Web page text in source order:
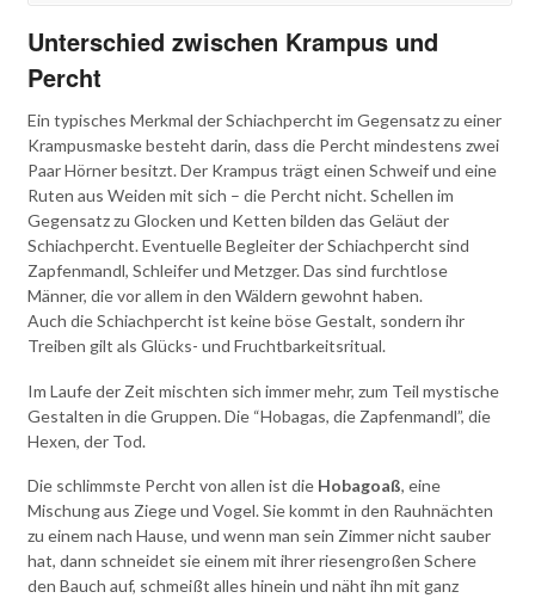
Unterschied zwischen Krampus und
Percht
Ein typisches Merkmal der Schiachpercht im Gegensatz zu einer
Krampusmaske besteht darin, dass die Percht mindestens zwei
Paar Hörner besitzt. Der Krampus trägt einen Schweif und eine
Ruten aus Weiden mit sich – die Percht nicht. Schellen im
Gegensatz zu Glocken und Ketten bilden das Geläut der
Schiachpercht. Eventuelle Begleiter der Schiachpercht sind
Zapfenmandl, Schleifer und Metzger. Das sind furchtlose
Männer, die vor allem in den Wäldern gewohnt haben.
Auch die Schiachpercht ist keine böse Gestalt, sondern ihr
Treiben gilt als Glücks- und Fruchtbarkeitsritual.
Im Laufe der Zeit mischten sich immer mehr, zum Teil mystische
Gestalten in die Gruppen. Die “Hobagas, die Zapfenmandl”, die
Hexen, der Tod.
Die schlimmste Percht von allen ist die Hobagoaß, eine
Mischung aus Ziege und Vogel. Sie kommt in den Rauhnächten
zu einem nach Hause, und wenn man sein Zimmer nicht sauber
hat, dann schneidet sie einem mit ihrer riesengroßen Schere
den Bauch auf, schmeißt alles hinein und näht ihn mit ganz